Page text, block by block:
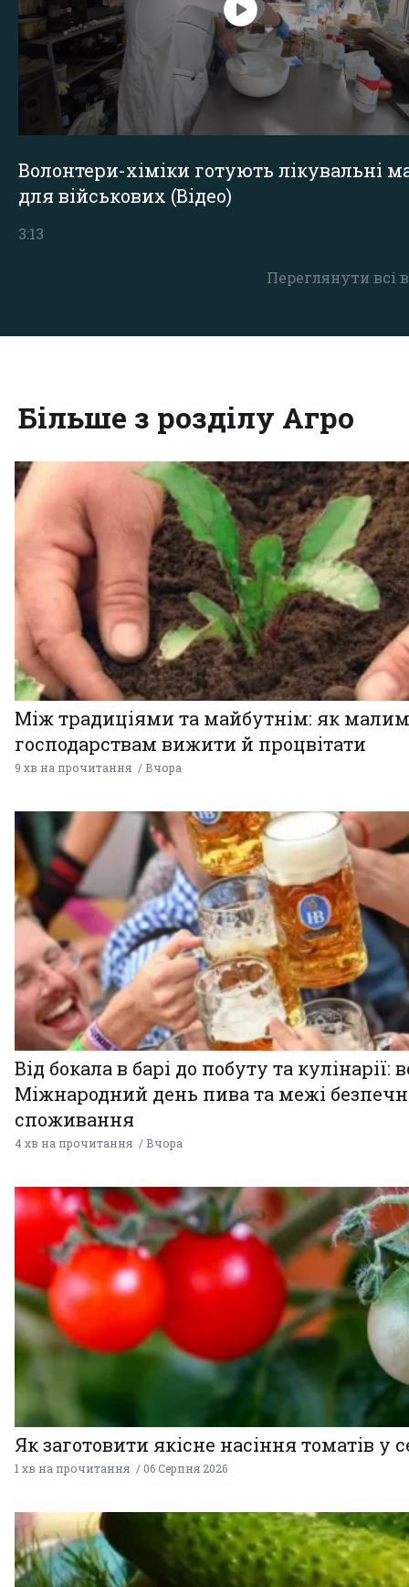
Переглянути всі
Волонтери-хіміки готують лікувальні
для військових (Відео)
3:13
Більше з розділу Агро
Між традиціями та майбутнім: як малим
господарствам вижити й процвітати
9 хв на прочитання Вчора
Від бокала в барі до побуту та кулінарії:
Міжнародний день пива та межі
споживання
4 хв на прочитання Вчора
Як заготовити якісне насіння томатів у
1 хв на прочитання 06 Серпня 2026